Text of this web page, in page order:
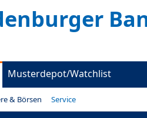
Musterdepot/Watchlist
& Börsen Service